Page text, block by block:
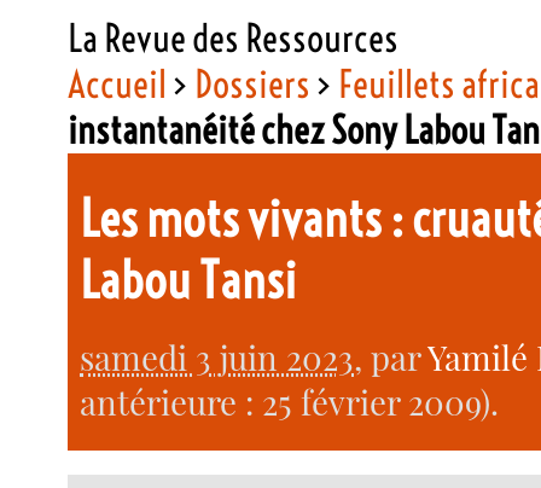
La Revue des Ressources
Accueil > Dossiers > Feuillets
instantanéité chez Sony Labou
Les mots vivants :
Labou Tansi
samedi 3 juin 2023, par
antérieure : 25 février 2009).